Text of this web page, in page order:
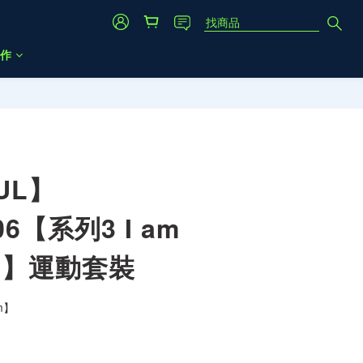
】
【系列3 I am
運動套裝